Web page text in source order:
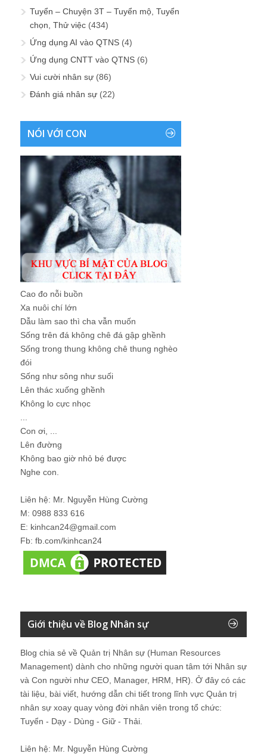
Tuyển – Chuyện 3T – Tuyển mộ, Tuyển
chọn, Thử việc (434)
Ứng dụng AI vào QTNS (4)
Ứng dụng CNTT vào QTNS (6)
Vui cười nhân sự (86)
Đánh giá nhân sự (22)
NÓI VỚI CON
Cao đo nỗi buồn
Xa nuôi chí lớn
Dẫu làm sao thì cha vẫn muốn
Sống trên đá không chê đá gập ghềnh
Sống trong thung không chê thung nghèo
đói
Sống như sông như suối
Lên thác xuống ghềnh
Không lo cực nhọc
Con ơi, ...
Lên đường
Không bao giờ nhỏ bé được
Nghe con.
Liên hệ: Mr. Nguyễn Hùng Cường
M: 0988 833 616
E: kinhcan24@gmail.com
Fb: fb.com/kinhcan24
Giới thiệu về Blog Nhân sự
Blog chia sẻ về Quản trị Nhân sự (Human Resources
Management) dành cho những người quan tâm tới Nhân sự
và Con người như CEO, Manager, HRM, HR). Ở đây có các
tài liệu, bài viết, hướng dẫn chi tiết trong lĩnh vực Quản trị
nhân sự xoay quay vòng đời nhân viên trong tổ chức:
Tuyển - Dạy - Dùng - Giữ - Thải.
Liên hệ: Mr. Nguyễn Hùng Cường